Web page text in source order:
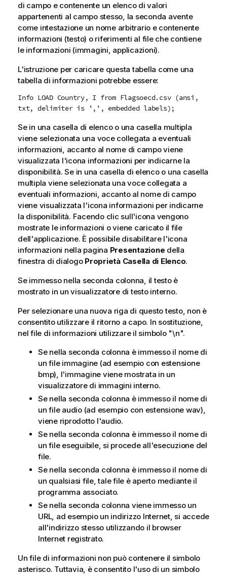
di campo e contenente un elenco di valori
appartenenti al campo stesso, la seconda avente
come intestazione un nome arbitrario e contenente
informazioni (testo) o riferimenti al file che contiene
le informazioni (immagini, applicazioni).
L'istruzione per caricare questa tabella come una
tabella di informazioni potrebbe essere:
Info LOAD Country, I from Flagsoecd.csv (ansi,
txt, delimiter is ',', embedded labels);
Se in una casella di elenco o una casella multipla
viene selezionata una voce collegata a eventuali
informazioni, accanto al nome di campo viene
visualizzata l'icona informazioni per indicarne la
disponibilità. Se in una casella di elenco o una casella
multipla viene selezionata una voce collegata a
eventuali informazioni, accanto al nome di campo
viene visualizzata l'icona informazioni per indicarne
la disponibilità. Facendo clic sull'icona vengono
mostrate le informazioni o viene caricato il file
dell'applicazione. È possibile disabilitare l'icona
informazioni nella pagina Presentazione della
finestra di dialogo Proprietà Casella di Elenco.
Se immesso nella seconda colonna, il testo è
mostrato in un visualizzatore di testo interno.
Per selezionare una nuova riga di questo testo, non è
consentito utilizzare il ritorno a capo. In sostituzione,
nel file di informazioni utilizzare il simbolo "\n".
Se nella seconda colonna è immesso il nome di
un file immagine (ad esempio con estensione
bmp), l'immagine viene mostrata in un
visualizzatore di immagini interno.
Se nella seconda colonna è immesso il nome di
un file audio (ad esempio con estensione wav),
viene riprodotto l'audio.
Se nella seconda colonna è immesso il nome di
un file eseguibile, si procede all'esecuzione del
file.
Se nella seconda colonna è immesso il nome di
un qualsiasi file, tale file è aperto mediante il
programma associato.
Se nella seconda colonna viene immesso un
URL, ad esempio un indirizzo Internet, si accede
all'indirizzo stesso utilizzando il browser
Internet registrato.
Un file di informazioni non può contenere il simbolo
asterisco. Tuttavia, è consentito l'uso di un simbolo